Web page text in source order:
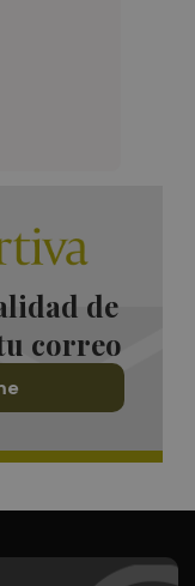
de
correo